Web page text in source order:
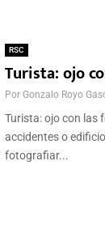
RSC
Turista: ojo
Por Gonzalo Royo
Turista: ojo con las
accidentes o
fotografiar...